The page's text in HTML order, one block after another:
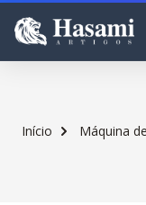
Início Máquina